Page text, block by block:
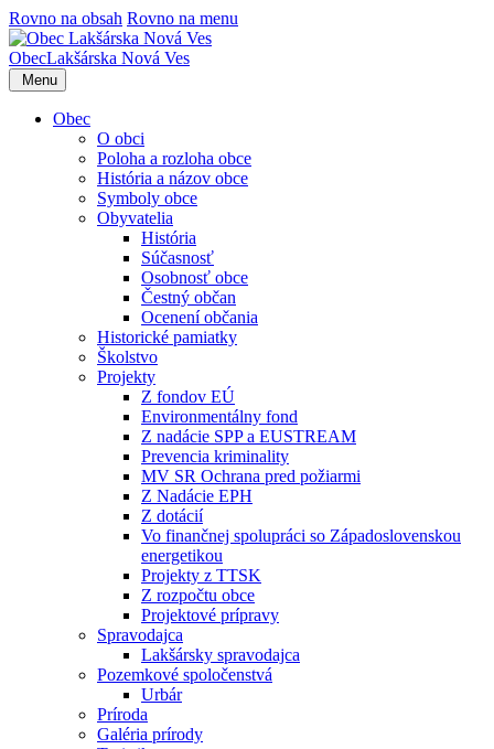
Rovno na obsah Rovno na menu
ObecLakšárska Nová Ves
Menu
Obec
O obci
Poloha a rozloha obce
História a názov obce
Symboly obce
Obyvatelia
História
Súčasnosť
Osobnosť obce
Čestný občan
Ocenení občania
Historické pamiatky
Školstvo
Projekty
Z fondov EÚ
Environmentálny fond
Z nadácie SPP a EUSTREAM
Prevencia kriminality
MV SR Ochrana pred požiarmi
Z Nadácie EPH
Z dotácií
Vo finančnej spolupráci so Západoslovenskou
energetikou
Projekty z TTSK
Z rozpočtu obce
Projektové prípravy
Spravodajca
Lakšársky spravodajca
Pozemkové spoločenstvá
Urbár
Príroda
Galéria prírody